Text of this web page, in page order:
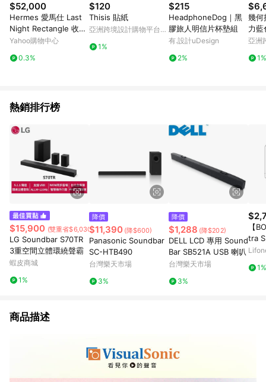
$52,000
Hermes 愛馬仕 Last
Night Rectangle 收音
機絲巾 米色（63*180c
Yahoo購物中心
0.3%
$120
Thisis 貼紙
亞洲跨境設計購物平台
1%
$215
HeadphoneDog｜黑
膠旅人明信片杯墊組
有.設計uDesign
2%
幾何
力藍
亞洲
1%
熱銷排行榜
$15,900 (雙重省$6,030)
LG Soundbar S70TR
3重空間立體環繞聲霸
蝦皮商城
1%
降價
$11,390 (降$600)
Panasonic Soundbar
SC-HTB490
台灣樂天市場
3%
降價
$1,288 (降$202)
DELL LCD 專用 Sound
Bar SB521A USB 喇叭
台灣樂天市場
3%
【
tra
掛架
1%
商品描述